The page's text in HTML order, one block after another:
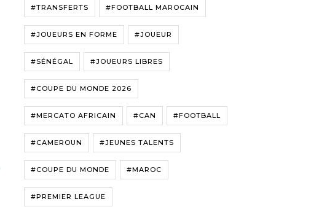
#TRANSFERTS #FOOTBALL MAROCAIN
#JOUEURS EN FORME #JOUEUR
#SÉNÉGAL #JOUEURS LIBRES
#COUPE DU MONDE 2026
#MERCATO AFRICAIN #CAN #FOOTBALL
#CAMEROUN #JEUNES TALENTS
#COUPE DU MONDE #MAROC
#PREMIER LEAGUE